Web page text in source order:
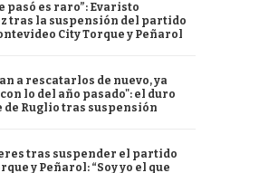
pasó es raro”: Evaristo
tras la suspensión del partido
City Torque y Peñarol
a rescatarlos de nuevo, ya
lo del año pasado": el duro
de Ruglio tras suspensión
tras suspender el partido
y Peñarol: “Soy yo el que